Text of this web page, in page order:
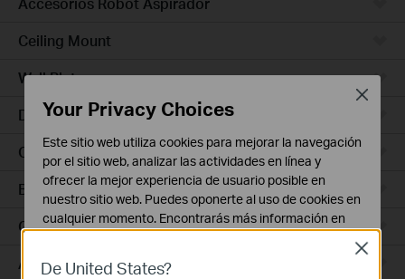
Ceiling Mount
Wall Plate
Desktop
Outdoor
Bridges
GPON
Access Plus
De United States?
Close
Your Privacy Choices
Este sitio web utiliza cookies para mejorar la navegación
por el sitio web, analizar las actividades en línea y
ofrecer la mejor experiencia de usuario posible en
nuestro sitio web. Puedes oponerte al uso de cookies en
cualquier momento. Encontrarás más información en
Cookies Básicas
Close